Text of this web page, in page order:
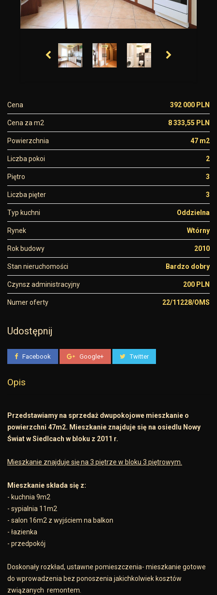
Cena 392 000 PLN
Cena za m2 8 333,55 PLN
Powierzchnia 47 m2
Liczba pokoi 2
Piętro 3
Liczba pięter 3
Typ kuchni Oddzielna
Rynek Wtórny
Rok budowy 2010
Stan nieruchomości Bardzo dobry
Czynsz administracyjny 200 PLN
Numer oferty 22/11228/OMS
Udostępnij
Facebook Google+ Twitter
Opis
Przedstawiamy na sprzedaż dwupokojowe mieszkanie o
powierzchni 47m2. Mieszkanie znajduje się na osiedlu Nowy
Świat w Siedlcach w bloku z 2011 r.
Mieszkanie znajduje się na 3 piętrze w bloku 3 piętrowym.
Mieszkanie składa się z:
- kuchnia 9m2
- sypialnia 11m2
- salon 16m2 z wyjściem na balkon
- łazienka
- przedpokój
Doskonały rozkład, ustawne pomieszczenia- mieszkanie gotowe
do wprowadzenia bez ponoszenia jakichkolwiek kosztów
związanych remontem.